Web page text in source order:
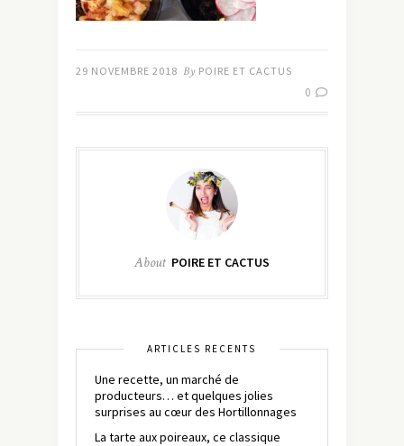
29 NOVEMBRE 2018 By POIRE ET CACTUS
0
About POIRE ET CACTUS
ARTICLES RÉCENTS
Une recette, un marché de
producteurs… et quelques jolies
surprises au cœur des Hortillonnages
La tarte aux poireaux, ce classique